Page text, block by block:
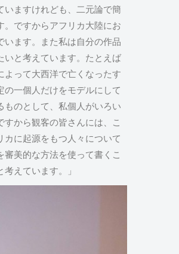
いますけれども、二元論で簡
ですからアフリカ大陸にお
います。また私は自分の作品
いと考えています。たとえば
よって大西洋で亡くなったす
一個人だけをモデルにして
ものとして、私個人がいろい
から観客の皆さんには、こ
に起源をもつ人々について
美的な方法を使って書くこ
えています。」